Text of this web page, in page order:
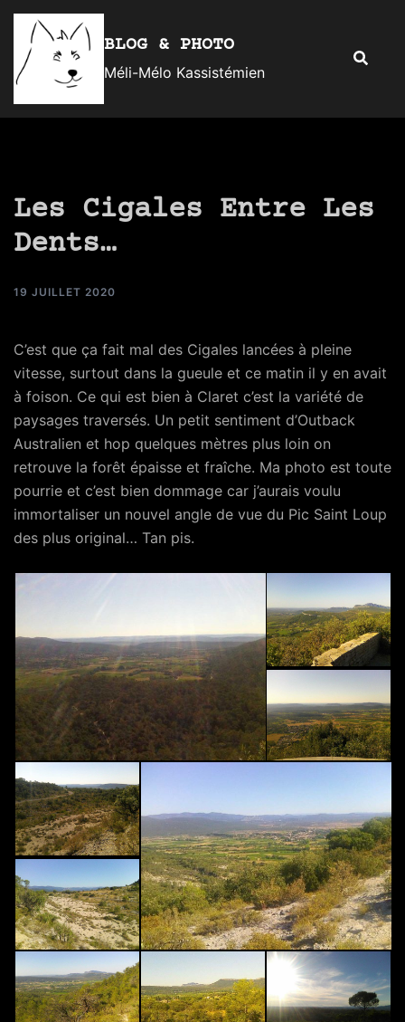
Aller
contenu
BLOG & PHOTO
Méli-Mélo Kassistémien
Les Cigales Entre Les
Dents…
19 JUILLET 2020
C’est que ça fait mal des Cigales lancées à pleine
vitesse, surtout dans la gueule et ce matin il y en avait
à foison. Ce qui est bien à Claret c’est la variété de
paysages traversés. Un petit sentiment d’Outback
Australien et hop quelques mètres plus loin on
retrouve la forêt épaisse et fraîche. Ma photo est toute
pourrie et c’est bien dommage car j’aurais voulu
immortaliser un nouvel angle de vue du Pic Saint Loup
des plus original… Tan pis.